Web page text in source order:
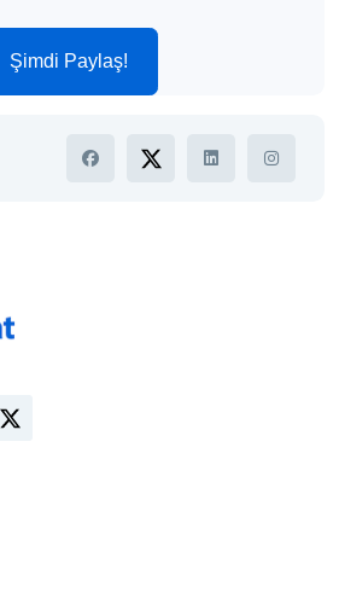
Şimdi Paylaş!